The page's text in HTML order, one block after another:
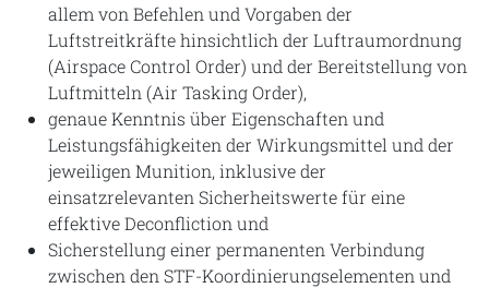
allem von Befehlen und Vorgaben der
Luftstreitkräfte hinsichtlich der Luftraumordnung
(Airspace Control Order) und der Bereitstellung von
Luftmitteln (Air Tasking Order),
genaue Kenntnis über Eigenschaften und
Leistungsfähigkeiten der Wirkungsmittel und der
jeweiligen Munition, inklusive der
einsatzrelevanten Sicherheitswerte für eine
effektive Deconfliction und
Sicherstellung einer permanenten Verbindung
zwischen den STF-Koordinierungselementen und